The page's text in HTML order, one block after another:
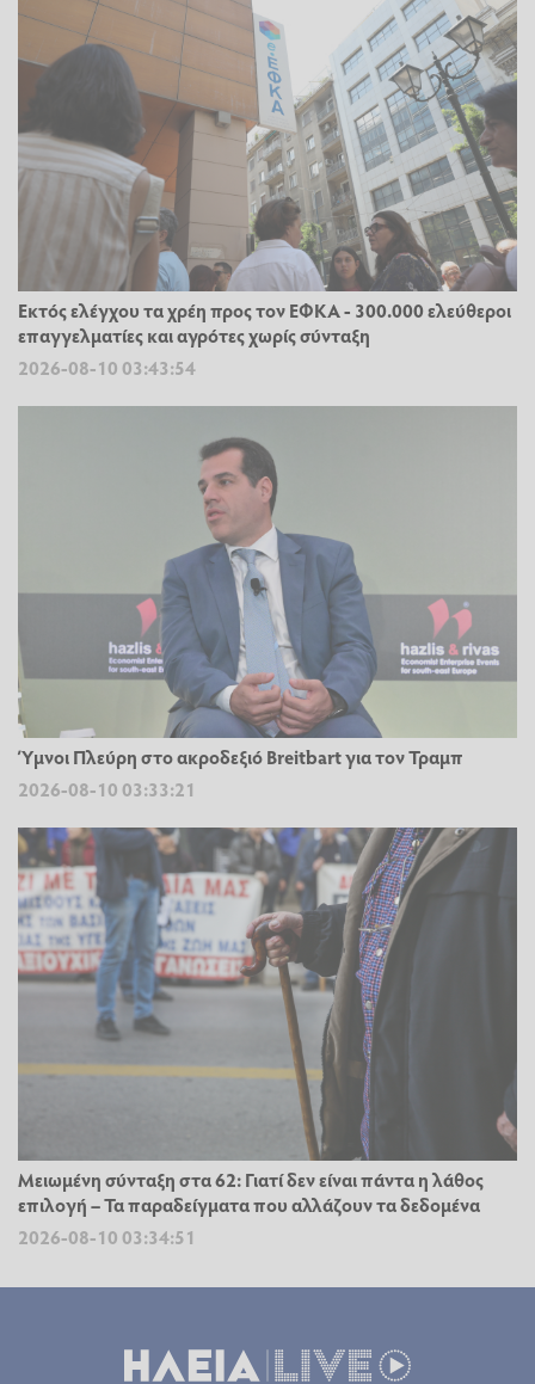
Εκτός ελέγχου τα χρέη προς τον ΕΦΚΑ - 300.000 ελεύθεροι
επαγγελματίες και αγρότες χωρίς σύνταξη
2026-08-10 03:43:54
Ύμνοι Πλεύρη στο ακροδεξιό Breitbart για τον Τραμπ
2026-08-10 03:33:21
Μειωμένη σύνταξη στα 62: Γιατί δεν είναι πάντα η λάθος
επιλογή – Τα παραδείγματα που αλλάζουν τα δεδομένα
2026-08-10 03:34:51